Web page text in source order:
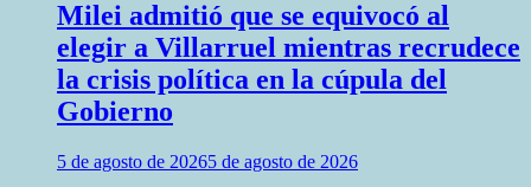
Milei admitió que se equivocó al
elegir a Villarruel mientras recrudece
la crisis política en la cúpula del
Gobierno
5 de agosto de 20265 de agosto de 2026